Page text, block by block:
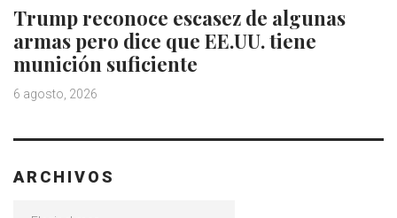
Trump reconoce escasez de algunas
armas pero dice que EE.UU. tiene
munición suficiente
6 agosto, 2026
ARCHIVOS